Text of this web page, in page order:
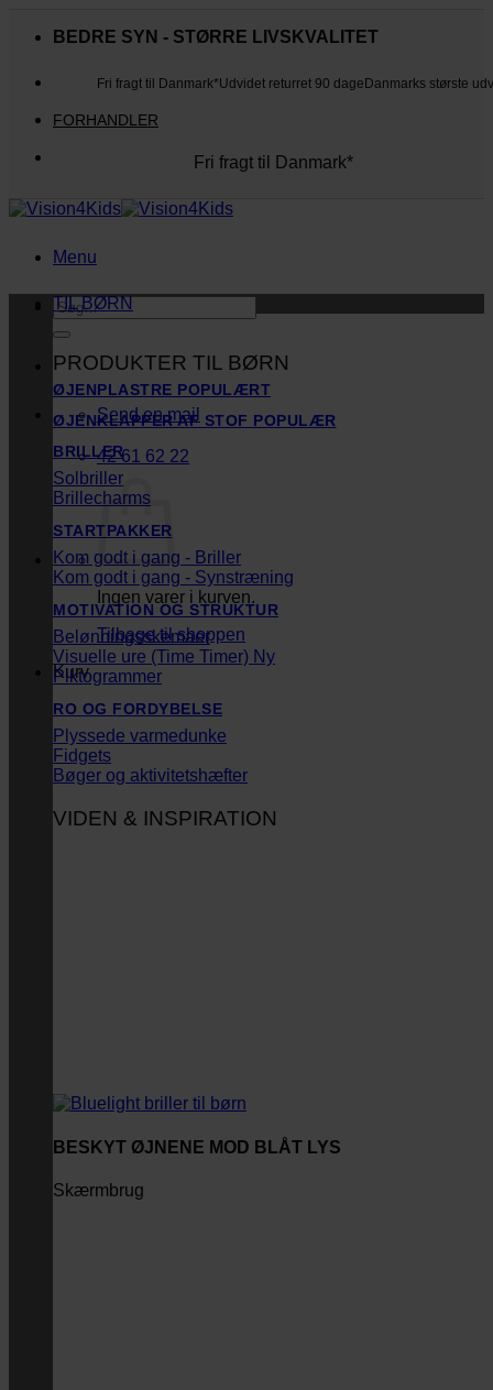
BEDRE SYN - STØRRE LIVSKVALITET
Fri fragt til Danmark*Udvidet returret 90 dage Danmarks største
FORHANDLER
Fri fragt til Danmark*
Menu
Søg
efter:
Send en mail
42 61 62 22
Ingen varer i kurven.
Tilbage til shoppen
Kurv
TIL BØRN
PRODUKTER TIL BØRN
ØJENPLASTRE
ØJENKLAPPER AF STOF
BRILLER
Solbriller
Brillecharms
STARTPAKKER
Kom godt i gang - Briller
Kom godt i gang - Synstræning
MOTIVATION OG STRUKTUR
Belønningsskemaer
Visuelle ure (Time Timer)
Piktogrammer
RO OG FORDYBELSE
Plyssede varmedunke
Fidgets
Bøger og aktivitetshæfter
VIDEN & INSPIRATION
BESKYT ØJNENE MOD BLÅT LYS
Skærmbrug